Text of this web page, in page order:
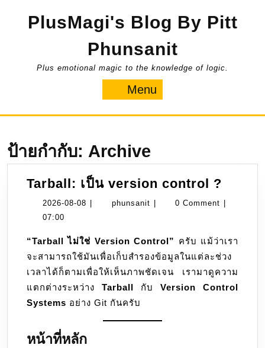
PlusMagi's Blog By Pitt
Phunsanit
Plus emotional magic to the knowledge of logic.
Menu
ป้ายกำกับ: Archive
Tarball: เป็น version control ?
เป็น
?
2026-08-08 2026- phunsanit phunsanit0 Comment
07:00
“Tarball ไม่ใช่ Version Control” ครับ แม้ว่าเรา
จะสามารถใช้มันเพื่อเก็บสำรองข้อมูลในแต่ละช่วง
เวลาได้ก็ตามเพื่อให้เห็นภาพชัดเจน เรามาดูความ
แตกต่างระหว่าง Tarball กับ Version Control
Systems อย่าง Git กันครับ
หน้าที่หลัก